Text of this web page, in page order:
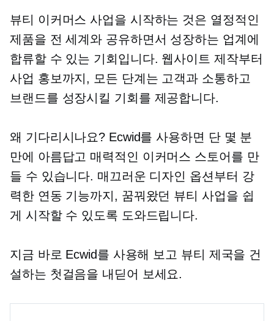
뷰티 이커머스 사업을 시작하는 것은 열정적인
제품을 전 세계와 공유하면서 성장하는 업계에
합류할 수 있는 기회입니다. 웹사이트 제작부터
사업 홍보까지, 모든 단계는 고객과 소통하고
브랜드를 성장시킬 기회를 제공합니다.
왜 기다리시나요? Ecwid를 사용하면 단 몇 분
만에 아름답고 매력적인 이커머스 스토어를 만
들 수 있습니다. 매끄러운 디자인 옵션부터 강
력한 연동 기능까지, 꿈꿔왔던 뷰티 사업을 쉽
게 시작할 수 있도록 도와드립니다.
지금 바로 Ecwid를 사용해 보고 뷰티 제국을 건
설하는 첫걸음을 내딛어 보세요.